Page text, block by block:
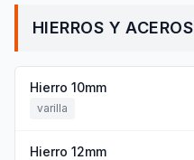
HIERROS Y ACEROS
Hierro 10mm
varilla
Hierro 12mm